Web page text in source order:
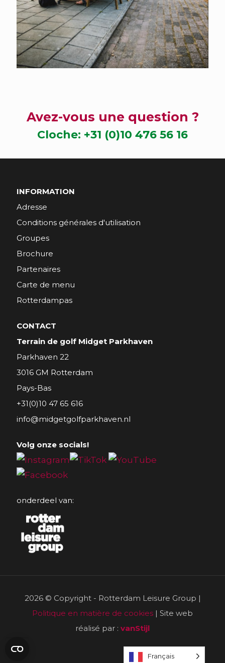
Avez-vous une question ?
Cloche: +31 (0)10 476 56 16
INFORMATION
Adresse
Conditions générales d'utilisation
Groupes
Brochure
Partenaires
Carte de menu
Rotterdampas
CONTACT
Terrain de golf Midget Parkhaven
Parkhaven 22
3016 GM Rotterdam
Pays-Bas
+31(0)10 47 65 616
info@midgetgolfparkhaven.nl
Volg onze socials!
onderdeel van:
2026 © Copyright - Rotterdam Leisure Group |
Politique en matière de cookies | Site web
réalisé par : vanStijl
Français